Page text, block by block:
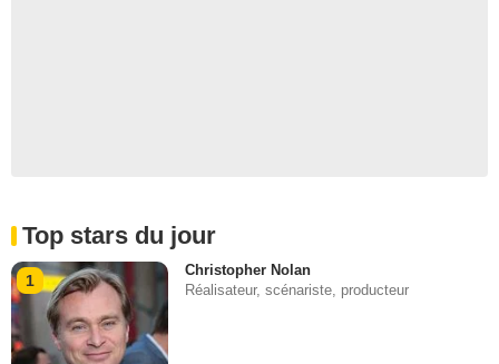
Top stars du jour
1
Christopher Nolan
Réalisateur, scénariste, producteur